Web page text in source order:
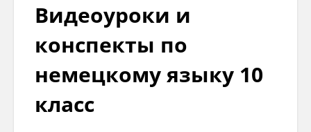
Видеоуроки и
конспекты по
немецкому языку 10
класс